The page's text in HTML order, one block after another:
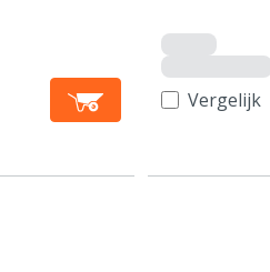
Vergelijk